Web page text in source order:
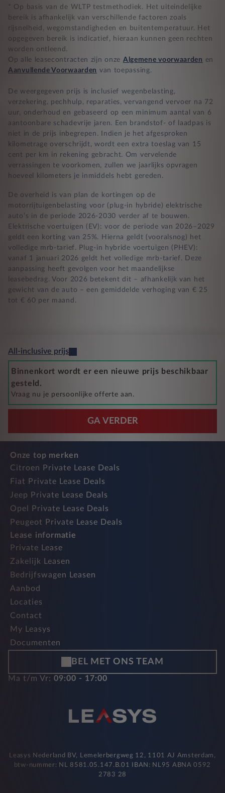
Nooit te hoge financiële lasten
BB 14 dagen bedenktijd
Zekerheid bij klachten
* Op basis van de WLTP testmethodiek. Het uiteindelijke
bereik is afhankelijk van verschillende factoren zoals
rijsnelheid, wegomstandigheden en buitentemperatuur. Het
opgegeven bereik is indicatief, hieraan kunnen geen rechten
worden ontleend.
Op alle leasecontracten zijn onze Algemene voorwaarden en
Aanvullende Voorwaarden van toepassing.
De weergegeven prijs is inclusief wegenbelasting,
verzekering, pechhulp, reparaties, vervangend vervoer na 72
uur, onderhoud en gebaseerd op een minimum aantal van 6
aantoonbare schadevrije jaren. Een brandstof- of laadpas is
niet in de prijs inbegrepen. Indien je het afgesproken
kilometrage overschrijdt, wordt een extra toeslag van 15
cent per km in rekening gebracht. Om vervelende
verrassingen te voorkomen, zullen we jaarlijks opvragen
hoeveel kilometers je inmiddels hebt gereden.
De overheid is van plan de kortingen op de
motorrijtuigenbelasting voor (plug-in hybride) elektrische
auto’s in de periode 2026-2030 verder af te bouwen.
Elektrische voertuigen (EV): voor de periode van 2026–2029
geldt een korting van 25%. Hierna geldt (vooralsnog) het
volledige mrb-tarief. Plug-in hybride voertuigen (PHEV):
vanaf 1 januari 2026 geldt het volledige mrb-tarief. Deze
aanpassing heeft gevolgen voor het maandelijkse
leasebedrag. Voor 2026 betekent dit – afhankelijk van het
gewicht van de auto – een gemiddelde verhoging van € 25
tot € 60 per maand.
All-inclusive prijs
Binnenkort wordt er een nieuwe prijs beschikbaar
gesteld.
Vraag nu je persoonlijke offerte aan.
GA VERDER
Onze top merken
Citroen Private Lease Deals
Fiat Private Lease Deals
Jeep Private Lease Deals
Opel Private Lease Deals
Peugeot Private Lease Deals
Lease informatie
Private Lease
Zakelijk Leasen
Bedrijfswagen Leasen
Aanbod
Locaties
Contact
My Leasys
Documenten
BEL MET ONS TEAM
Ma t/m Vr: 09:00 - 17:00
Leasys Nederland BV, Lemelerbergweg 12, 1101 AJ Amsterdam,
btw-nummer: NL 8581.05.147.B.01 IBAN: NL95 ABNA 0592
2783 28